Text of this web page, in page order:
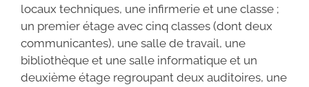
locaux techniques, une infirmerie et une classe ;
un premier étage avec cinq classes (dont deux
communicantes), une salle de travail, une
bibliothèque et une salle informatique et un
deuxième étage regroupant deux auditoires, une